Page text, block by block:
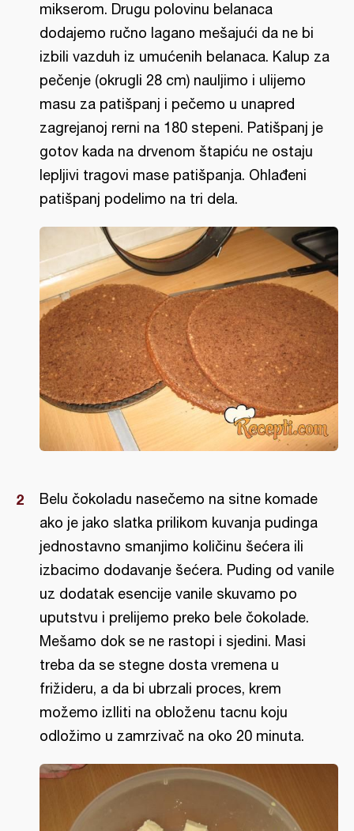
mikserom. Drugu polovinu belanaca
dodajemo ručno lagano mešajući da ne bi
izbili vazduh iz umućenih belanaca. Kalup za
pečenje (okrugli 28 cm) nauljimo i ulijemo
masu za patišpanj i pečemo u unapred
zagrejanoj rerni na 180 stepeni. Patišpanj je
gotov kada na drvenom štapiću ne ostaju
lepljivi tragovi mase patišpanja. Ohlađeni
patišpanj podelimo na tri dela.
Belu čokoladu nasečemo na sitne komade
ako je jako slatka prilikom kuvanja pudinga
jednostavno smanjimo količinu šećera ili
izbacimo dodavanje šećera. Puding od vanile
uz dodatak esencije vanile skuvamo po
uputstvu i prelijemo preko bele čokolade.
Mešamo dok se ne rastopi i sjedini. Masi
treba da se stegne dosta vremena u
frižideru, a da bi ubrzali proces, krem
možemo izlliti na obloženu tacnu koju
odložimo u zamrzivač na oko 20 minuta.